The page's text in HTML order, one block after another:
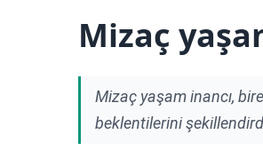
Mizaç
Mizaç yaşam inancı,
beklentilerini